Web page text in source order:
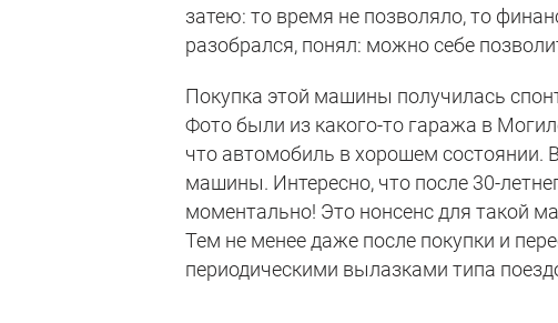
затею: то время не позволяло, то
разобрался, понял: можно себе
Покупка этой машины получилась
Фото были из какого-то гаража в
что автомобиль в хорошем состоянии.
машины. Интересно, что после 30-
моментально! Это нонсенс для такой
Тем не менее даже после покупки и
периодическими вылазками типа